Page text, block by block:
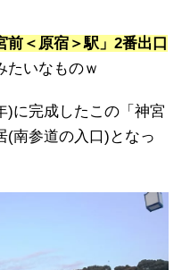
前＜原宿＞駅」2番出口
たいなものｗ
)に完成したこの「神宮
(南参道の入口)となっ